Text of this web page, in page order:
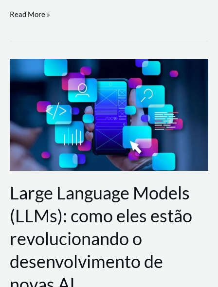
Por
migrar
de
a
AWS?
Read More »
Large Language Models
(LLMs): como eles estão
revolucionando o
desenvolvimento de